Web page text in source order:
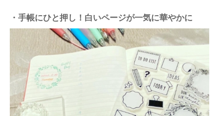
・手帳にひと押し！白いページが一気に華やかに